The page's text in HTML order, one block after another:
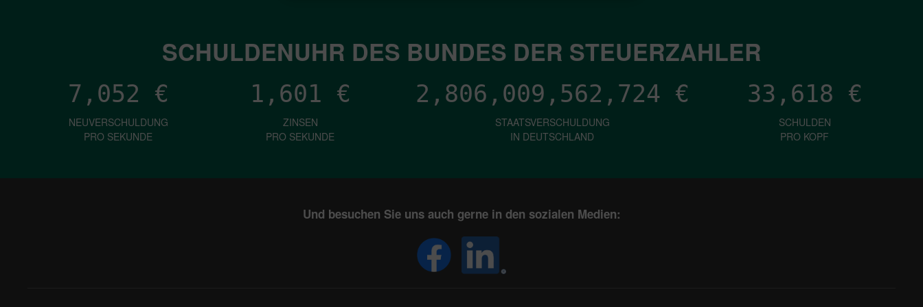
SCHULDENUHR DES BUNDES DER STEUERZAHLER
7,052 €
NEUVERSCHULDUNG
PRO SEKUNDE
1,601 €
ZINSEN
PRO SEKUNDE
2,806,009,564,840 €
STAATSVERSCHULDUNG
IN DEUTSCHLAND
33,618 €
SCHULDEN
PRO KOPF
Und besuchen Sie uns auch gerne in den sozialen Medien: